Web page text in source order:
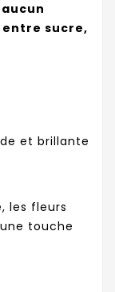
sucre,
et brillante
les fleurs
touche